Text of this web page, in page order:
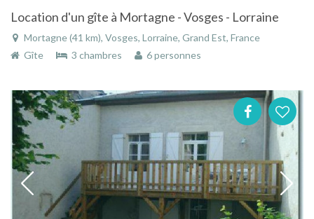
Location d'un gîte à Mortagne - Vosges - Lorraine
Mortagne (41 km), Vosges, Lorraine, Grand Est, France
Gîte
3 chambres 6 personnes